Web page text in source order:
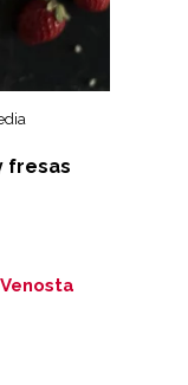
fresas